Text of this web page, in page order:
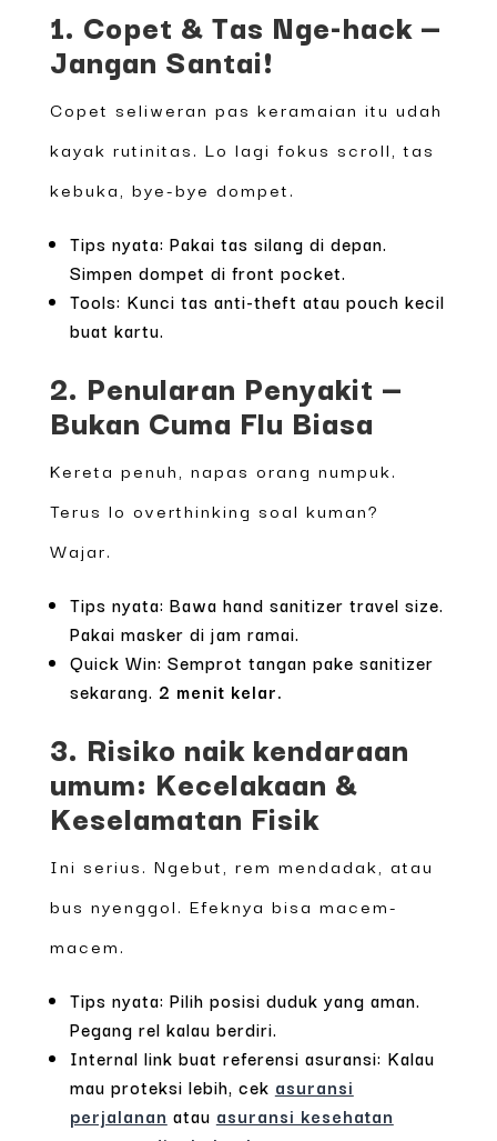
1. Copet & Tas Nge-hack —
Jangan Santai!
Copet seliweran pas keramaian itu udah
kayak rutinitas. Lo lagi fokus scroll, tas
kebuka, bye-bye dompet.
Tips nyata: Pakai tas silang di depan.
Simpen dompet di front pocket.
Tools: Kunci tas anti-theft atau pouch kecil
buat kartu.
2. Penularan Penyakit —
Bukan Cuma Flu Biasa
Kereta penuh, napas orang numpuk.
Terus lo overthinking soal kuman?
Wajar.
Tips nyata: Bawa hand sanitizer travel size.
Pakai masker di jam ramai.
Quick Win: Semprot tangan pake sanitizer
sekarang. 2 menit kelar.
3. Risiko naik kendaraan
umum: Kecelakaan &
Keselamatan Fisik
Ini serius. Ngebut, rem mendadak, atau
bus nyenggol. Efeknya bisa macem-
macem.
Tips nyata: Pilih posisi duduk yang aman.
Pegang rel kalau berdiri.
Internal link buat referensi asuransi: Kalau
mau proteksi lebih, cek asuransi
perjalanan atau asuransi kesehatan